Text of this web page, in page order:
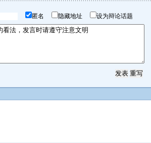
匿名 隐藏地址 设为辩论话题